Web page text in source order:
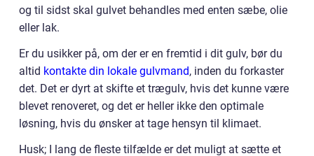
og til sidst skal gulvet behandles med enten sæbe, olie
eller lak.
Er du usikker på, om der er en fremtid i dit gulv, bør du
altid kontakte din lokale gulvmand, inden du forkaster
det. Det er dyrt at skifte et trægulv, hvis det kunne være
blevet renoveret, og det er heller ikke den optimale
løsning, hvis du ønsker at tage hensyn til klimaet.
Husk; I lang de fleste tilfælde er det muligt at sætte et